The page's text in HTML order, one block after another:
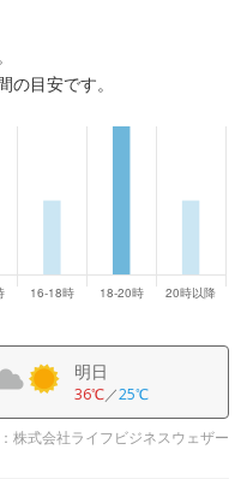
目安です。
明日
36℃／25℃
株式会社ライフビジネスウェザー